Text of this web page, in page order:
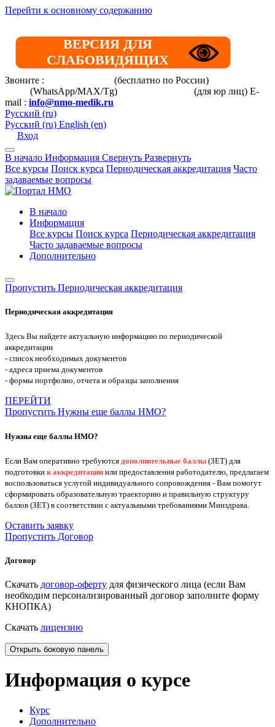
Перейти к основному содержанию
ВЕРСИЯ ДЛЯ
СЛАБОВИДЯЩИХ
Звоните : (бесплатно по России)
(WhatsApp/MAX/Tg) (для юр лиц) E-
mail : info@nmo-medik.ru
Русский ‎(ru)‎
Русский ‎(ru)‎ English ‎(en)‎
Вход
В начало Информация Свернуть Развернуть
Все курсы Поиск курса Периодическая аккредитация Часто
задаваемые вопросы
В начало
Информация
Все курсы Поиск курса Периодическая аккредитация
Часто задаваемые вопросы
Дополнительно
Пропустить Периодическая аккредитация
Периодическая аккредитация
Здесь Вы найдете актуальную информацию по периодической
аккредитации
- список необходимых документов
- адреса приема документов
- формы портфолио, отчета и образцы заполнения
ПЕРЕЙТИ
Пропустить Нужны еще баллы НМО?
Нужны еще баллы НМО?
Если Вам оперативно требуются дополнительные баллы (ЗЕТ) для
подготовки к аккредитации или предоставления работодателю, предлагаем
воспользоваться услугой индивидуального сопровождения - Вам помогут
сформировать образовательную траекторию и правильную структуру
баллов (ЗЕТ) в соответствии с актуальными требованиями Минздрава.
Оставить заявку
Пропустить Договор
Договор
Скачать договор-оферту для физического лица (если Вам
необходим персонализированный договор заполните форму
КНОПКА)
Скачать лицензию
Открыть боковую панель
Информация о курсе
Курс
Дополнительно